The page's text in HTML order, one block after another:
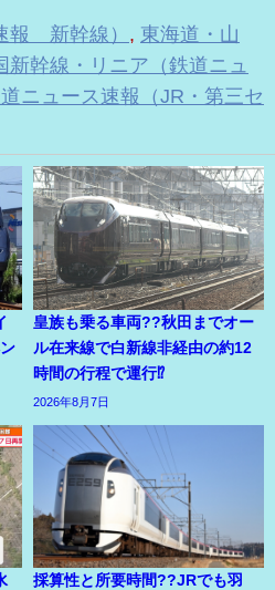
報 新幹線） , 東海道・山
新幹線・リニア（鉄道ニュ
ニュース速報（JR・第三セ
皇族も乗る車両??秋田までオー
ル在来線で白新線非経由の約12
時間の行程で運行⁉
2026年8月7日
採算性と所要時間??JRでも羽